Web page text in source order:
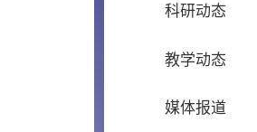
科研动态
教学动态
媒体报道